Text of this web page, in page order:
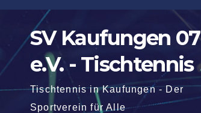
Zum
springenSV Kaufungen 07
e.V. - Tischtennis
Tischtennis in Kaufungen - Der
Sportverein für Alle